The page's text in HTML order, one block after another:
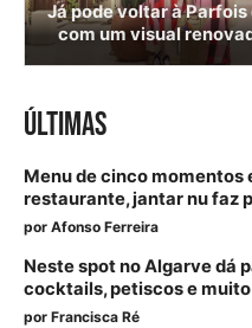
Já pode voltar à
com um visual
ÚLTIMAS
Menu de cinco momentos
restaurante, jantar nu faz
por Afonso Ferreira
Neste spot no Algarve dá
cocktails, petiscos e
por Francisca Ré